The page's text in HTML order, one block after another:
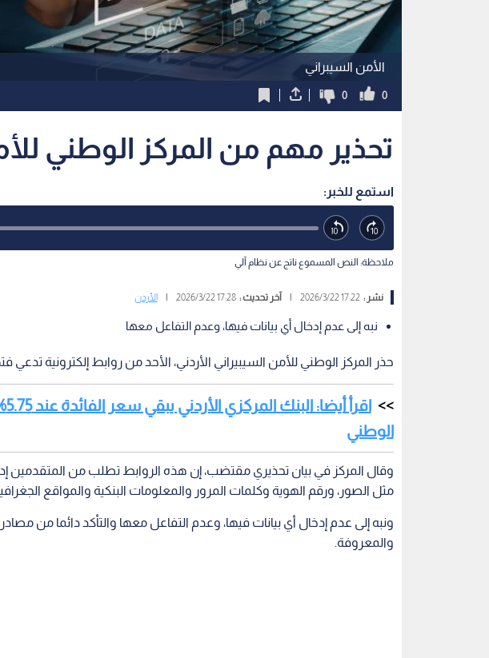
الأمن السيبراني
0
0
تحذير مهم من المركز الوطني
استمع للخبر:
ملاحظة: النص المسموع ناتج عن نظام آلي
نشر :17:22 2026/3/22 آخر تحديث :17:28 2026/3/22 الأردن
نبه إلى عدم إدخال أي بيانات فيها، وعدم التفاعل معها
حذر المركز الوطني للأمن السيبيراني الأردني، الأحد من روابط إلكترونية تدعي
الوطني
وقال المركز في بيان تحذيري مقتضب، إن هذه الروابط تطلب من
مثل الصور، ورقم الهوية وكلمات المرور والمعلومات البنكية والمواقع
ونبه إلى عدم إدخال أي بيانات فيها، وعدم التفاعل معها والتأكد دائما من
والمعروفة.